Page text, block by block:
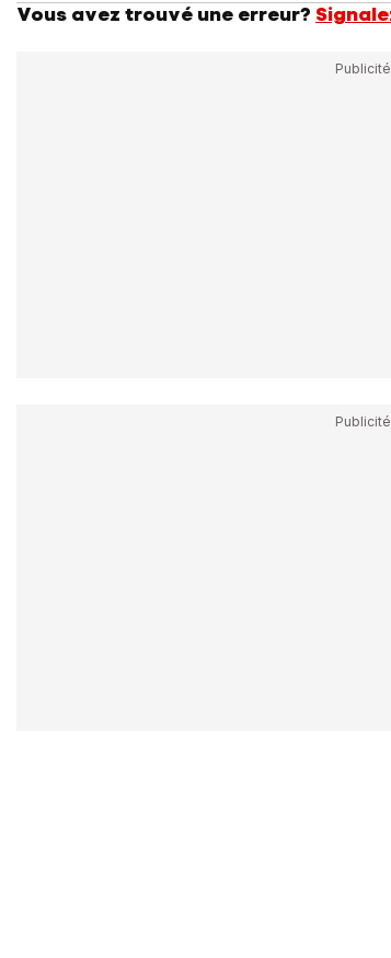
Vous avez trouvé une erreur?